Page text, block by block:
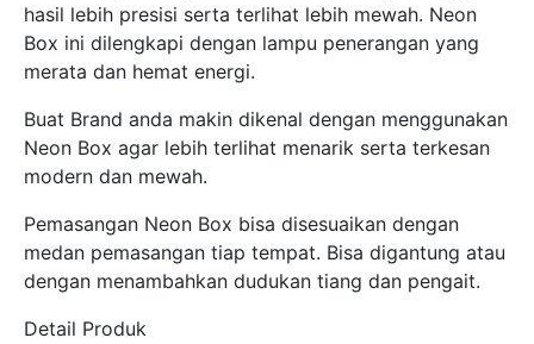
hasil lebih presisi serta terlihat lebih mewah. Neon
Box ini dilengkapi dengan lampu penerangan yang
merata dan hemat energi.
Buat Brand anda makin dikenal dengan menggunakan
Neon Box agar lebih terlihat menarik serta terkesan
modern dan mewah.
Pemasangan Neon Box bisa disesuaikan dengan
medan pemasangan tiap tempat. Bisa digantung atau
dengan menambahkan dudukan tiang dan pengait.
Detail Produk